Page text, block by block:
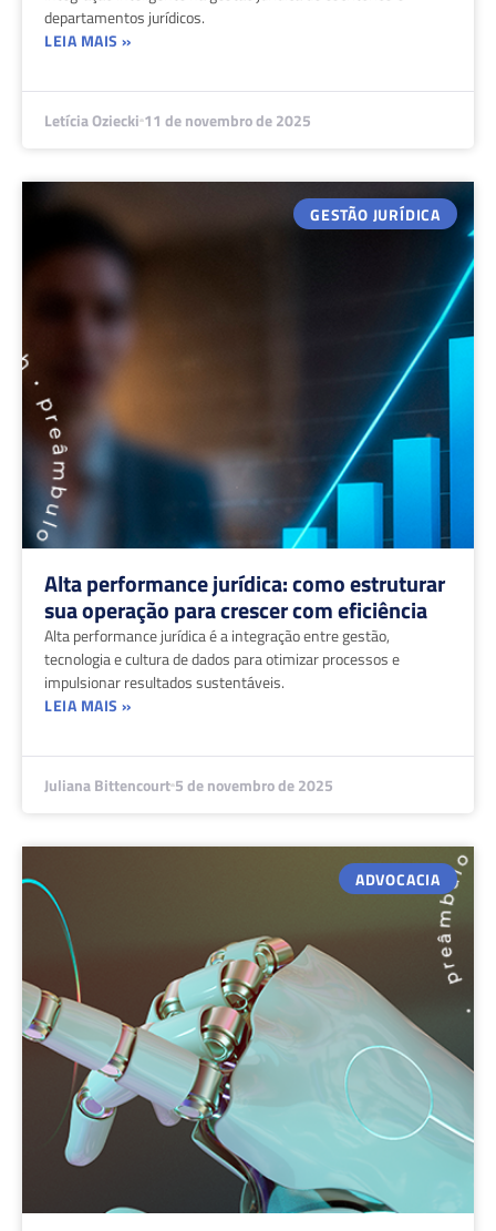
departamentos jurídicos.
LEIA MAIS »
Letícia Oziecki 11 de novembro de 2025
GESTÃO JURÍDICA
Alta performance jurídica: como estruturar
sua operação para crescer com eficiência
Alta performance jurídica é a integração entre gestão,
tecnologia e cultura de dados para otimizar processos e
impulsionar resultados sustentáveis.
LEIA MAIS »
Juliana Bittencourt 5 de novembro de 2025
ADVOCACIA